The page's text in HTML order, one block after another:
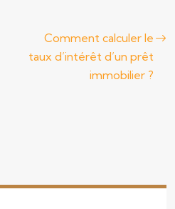
Comment calculer le
taux d’intérêt d’un prêt
immobilier ?